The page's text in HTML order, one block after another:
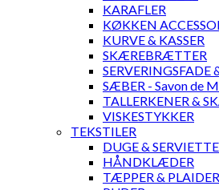
KARAFLER
KØKKEN
KURVE & KASSER
SKÆREBRÆTTER
SERVERINGSFADE
SÆBER - Savon de
TALLERKENER &
VISKESTYKKER
TEKSTILER
DUGE &
HÅNDKLÆDER
TÆPPER & PLAIDER